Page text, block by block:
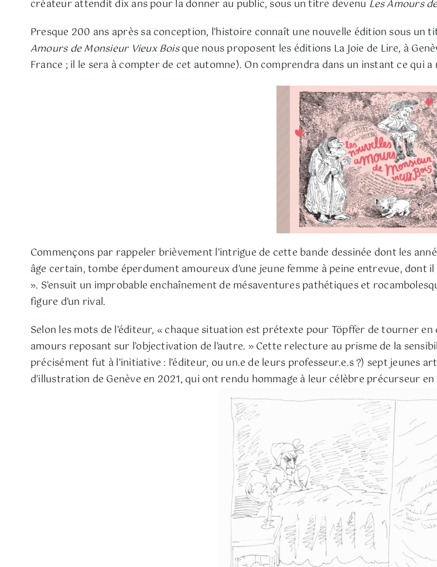
créateur attendit dix ans pour la donner au public, sous un titre devenu Les Amours
Presque 200 ans après sa conception, l’histoire connaît une nouvelle édition sous
Amours de Monsieur Vieux Boisque nous proposent les éditions La Joie de Lire, à
France ; il le sera à compter de cet automne). On comprendra dans un instant ce qui
Commençons par rappeler brièvement l’intrigue de cette bande dessinée dont les
âge certain, tombe éperdument amoureux d’une jeune femme à peine entrevue, dont
». S’ensuit un improbable enchaînement de mésaventures pathétiques et
figure d’un rival.
Selon les mots de l’éditeur, « chaque situation est prétexte pour Töpffer de tourner
amours reposant sur l’objectivation de l’autre. » Cette relecture au prisme de la
précisément fut à l’initiative : l’éditeur, ou un.e de leurs professeur.e.s ?) sept jeunes
d’illustration de Genève en 2021, qui ont rendu hommage à leur célèbre précurseur